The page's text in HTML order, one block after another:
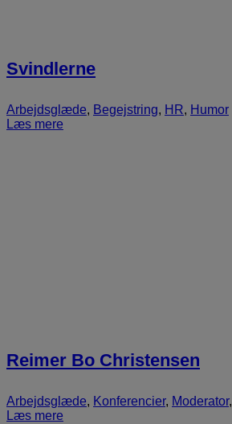
Svindlerne
Arbejdsglæde, Begejstring, HR, Humor
Læs mere
Reimer Bo Christensen
Arbejdsglæde, Konferencier, Moderator,
Læs mere